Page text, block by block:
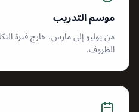
موسم التدريب
من يوليو إلى مارس، خارج فترة
الظروف.